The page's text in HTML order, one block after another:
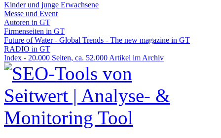
Kinder und junge Erwachsene
Messe und Event
Autoren in GT
Firmenseiten in GT
Future of Water - Global Trends - The new magazine in GT
RADIO in GT
Index - 20.000 Seiten, ca. 52.000 Artikel im Archiv